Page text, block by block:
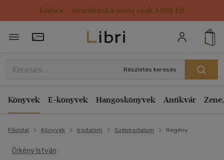
Kulacs / strandtáska most csak 1499 Ft!
Törzsvásárlói Kártya adatai
Részletes keresés
Könyvek E-könyvek Hangoskönyvek Antikvár
Főoldal Könyvek Irodalom Szépirodalom Regény
Örkény István